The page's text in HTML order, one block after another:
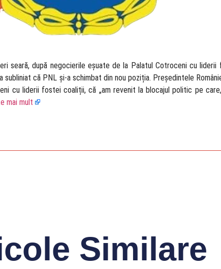
seară, după negocierile eșuate de la Palatul Cotroceni cu
că PNL și-a schimbat din nou poziția. Președintele
cu liderii fostei coaliții, că „am revenit la blocajul politic pe
mai mult
Similare